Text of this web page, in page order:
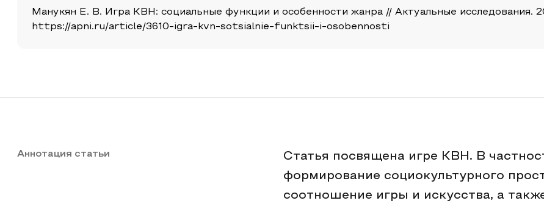
Манукян Е. В. Игра КВН: социальные функции и особенности жанра // Актуальные исследования.
https://apni.ru/article/3610-igra-kvn-sotsialnie-funktsii-i-osobennosti
Аннотация статьи
Статья посвящена игре КВН. В
формирование социокультурного
соотношение игры и искусства, а